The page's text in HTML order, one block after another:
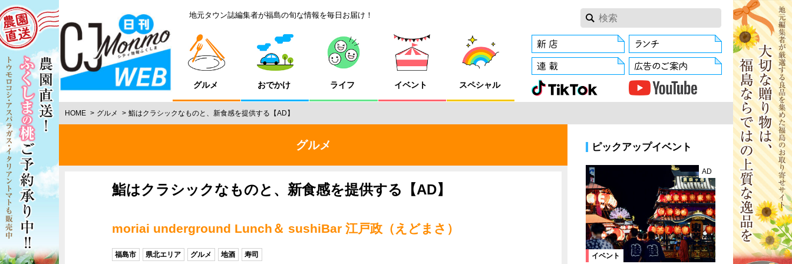
地元タウン誌編集者が福島の旬な情報を毎日お届け！
グルメ おでかけ ライフ イベント スペシャル
HOME グルメ 鮨はクラシックなものと、新食感を提供する【AD】
グルメ
鮨はクラシックなものと、新食感を提供する【AD】
moriai underground Lunch＆ sushiBar 江戸政（えどまさ）
福島市 県北エリア グルメ 地酒 寿司
ピックアップイベント
イベント
AD